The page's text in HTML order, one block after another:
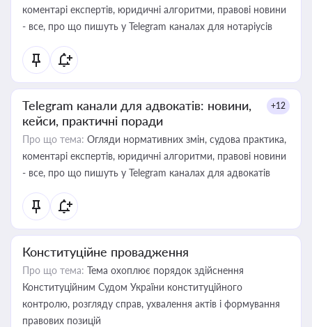
коментарі експертів, юридичні алгоритми, правові новини
- все, про що пишуть у Telegram каналах для нотаріусів
Telegram канали для адвокатів: новини,
кейси, практичні поради
+12
Про що тема: Огляди нормативних змін, судова практика,
коментарі експертів, юридичні алгоритми, правові новини
- все, про що пишуть у Telegram каналах для адвокатів
Конституційне провадження
Про що тема: Тема охоплює порядок здійснення
Конституційним Судом України конституційного
контролю, розгляду справ, ухвалення актів і формування
правових позицій